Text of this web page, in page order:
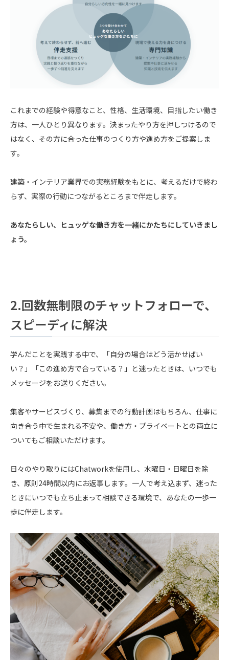
これまでの経験や得意なこと、性格、生活環境、目指したい働き
方は、一人ひとり異なります。決まったやり方を押しつけるので
はなく、その方に合った仕事のつくり方や進め方をご提案しま
す。
建築・インテリア業界での実務経験をもとに、考えるだけで終わ
らず、実際の行動につながるところまで伴走します。
あなたらしい、ヒュッゲな働き方を一緒にかたちにしていきまし
ょう。
2.回数無制限のチャットフォローで、
スピーディに解決
学んだことを実践する中で、「自分の場合はどう活かせばい
い？」「この進め方で合っている？」と迷ったときは、いつでも
メッセージをお送りください。
集客やサービスづくり、募集までの行動計画はもちろん、仕事に
向き合う中で生まれる不安や、働き方・プライベートとの両立に
ついてもご相談いただけます。
日々のやり取りにはChatworkを使用し、水曜日・日曜日を除
き、原則24時間以内にお返事します。一人で考え込まず、迷った
ときにいつでも立ち止まって相談できる環境で、あなたの一歩一
歩に伴走します。